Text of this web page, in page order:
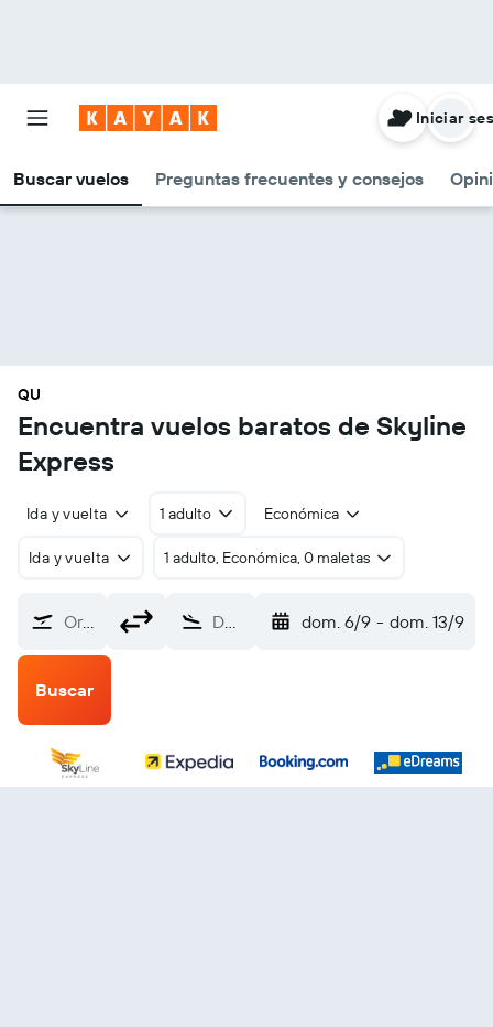
Buscar vuelos Preguntas frecuentes y consejos
Iniciar
QU
Encuentra vuelos baratos de Skyline
Express
Ida y vuelta 1 adulto Económica
Ida y vuelta 1 adulto, Económica, 0 maletas
Origen Destino dom. 6/9 - dom. 13/9
Buscar